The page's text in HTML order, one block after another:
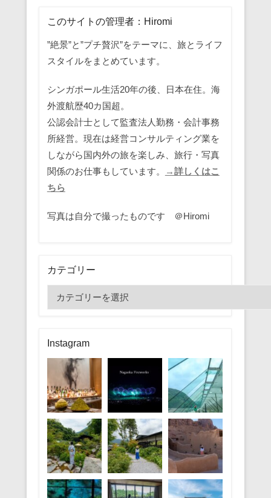
このサイトの管理者：Hiromi
”絶景”と”プチ贅沢”をテーマに、旅とライフ
スタイルをまとめています。
シンガポール生活20年の後、日本在住。海
外渡航歴40カ国超。
公認会計士として監査法人勤務・会計事務
所経営。現在は経営コンサルティング業を
しながら国内外の旅を楽しみ、旅行・写真
関係のお仕事もしています。
→詳しくはこ
ちら
写真は自分で撮ったものです ＠Hiromi
カテゴリー
テ
リ
ー
Instagram